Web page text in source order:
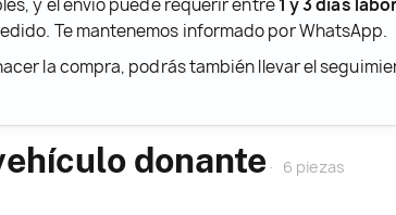
Te mantenemos informado por WhatsApp.
la compra, podrás también llevar el
donante 6 piezas